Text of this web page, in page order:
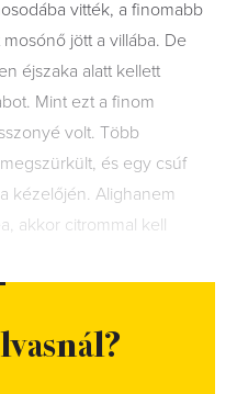
vitték, a finomabb
jött a villába. De
éjszaka alatt kellett
Mint ezt a finom
volt. Több
és egy csúf
kézelőjén. Alighanem
akkor citrommal kell